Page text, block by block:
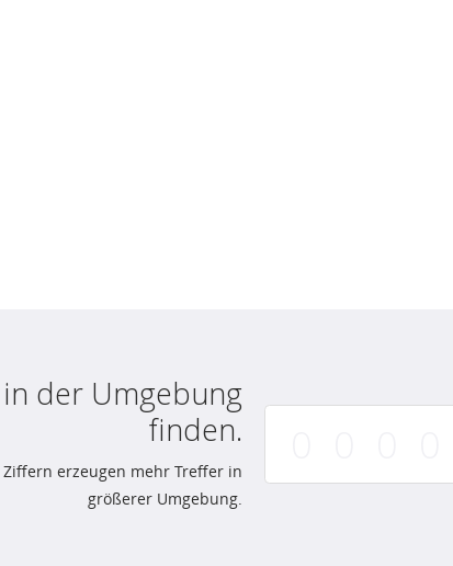
der Umgebung
finden.
erzeugen mehr Treffer in
größerer Umgebung.